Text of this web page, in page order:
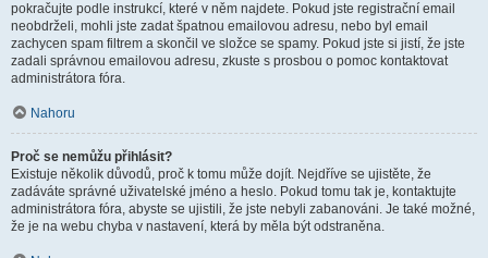
pokračujte podle instrukcí, které v něm najdete. Pokud jste registrační email
neobdrželi, mohli jste zadat špatnou emailovou adresu, nebo byl email
zachycen spam filtrem a skončil ve složce se spamy. Pokud jste si jistí, že jste
zadali správnou emailovou adresu, zkuste s prosbou o pomoc kontaktovat
administrátora fóra.
Nahoru
Proč se nemůžu přihlásit?
Existuje několik důvodů, proč k tomu může dojít. Nejdříve se ujistěte, že
zadáváte správné uživatelské jméno a heslo. Pokud tomu tak je, kontaktujte
administrátora fóra, abyste se ujistili, že jste nebyli zabanováni. Je také možné,
že je na webu chyba v nastavení, která by měla být odstraněna.